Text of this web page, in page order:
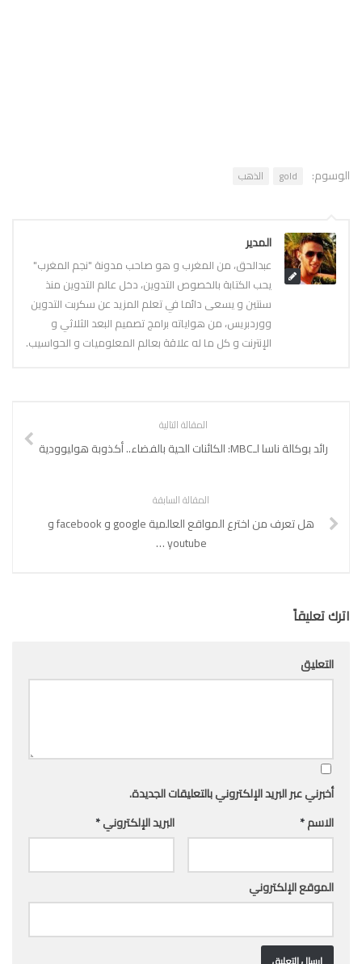
الوسوم: gold الذهب
المدير
عبدالحق، من المغرب و هو صاحب مدونة "نجم المغرب"
يحب الكتابة بالخصوص التدوين، دخل عالم التدوين منذ
سنتين و يسعى دائما في تعلم المزيد عن سكربت التدوين
ووردبريس، من هواياته برامج تصميم البعد الثلاثي و
الإنترنت و كل ما له علاقة بعالم المعلوميات و الحواسيب.
المقالة التالية
رائد بوكالة ناسا لـMBC: الكائنات الحية بالفضاء.. أكذوبة هوليوودية
المقالة السابقة
هل تعرف من اخترع المواقع العالمية google و facebook و
youtube …
اترك تعليقاً
التعليق
أخبرني عبر البريد الإلكتروني بالتعليقات الجديدة.
الاسم* البريد الإلكتروني*
الموقع الإلكتروني